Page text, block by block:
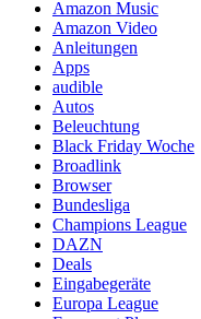
Amazon Music
Amazon Video
Anleitungen
Apps
audible
Autos
Beleuchtung
Black Friday Woche
Broadlink
Browser
Bundesliga
Champions League
DAZN
Deals
Eingabegeräte
Europa League